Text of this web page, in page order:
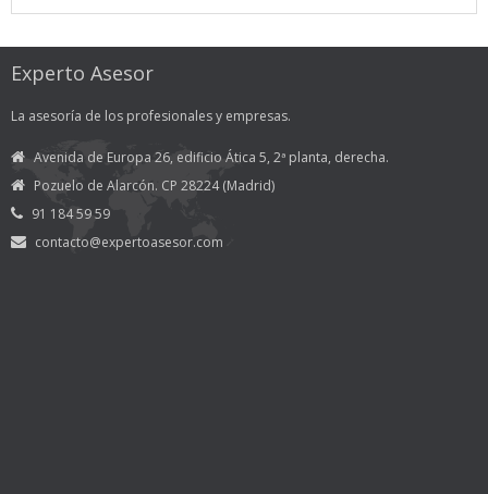
Experto Asesor
La asesoría de los profesionales y empresas.
Avenida de Europa 26, edificio Ática 5, 2ª planta, derecha.
Pozuelo de Alarcón. CP 28224 (Madrid)
91 184 59 59
contacto@expertoasesor.com